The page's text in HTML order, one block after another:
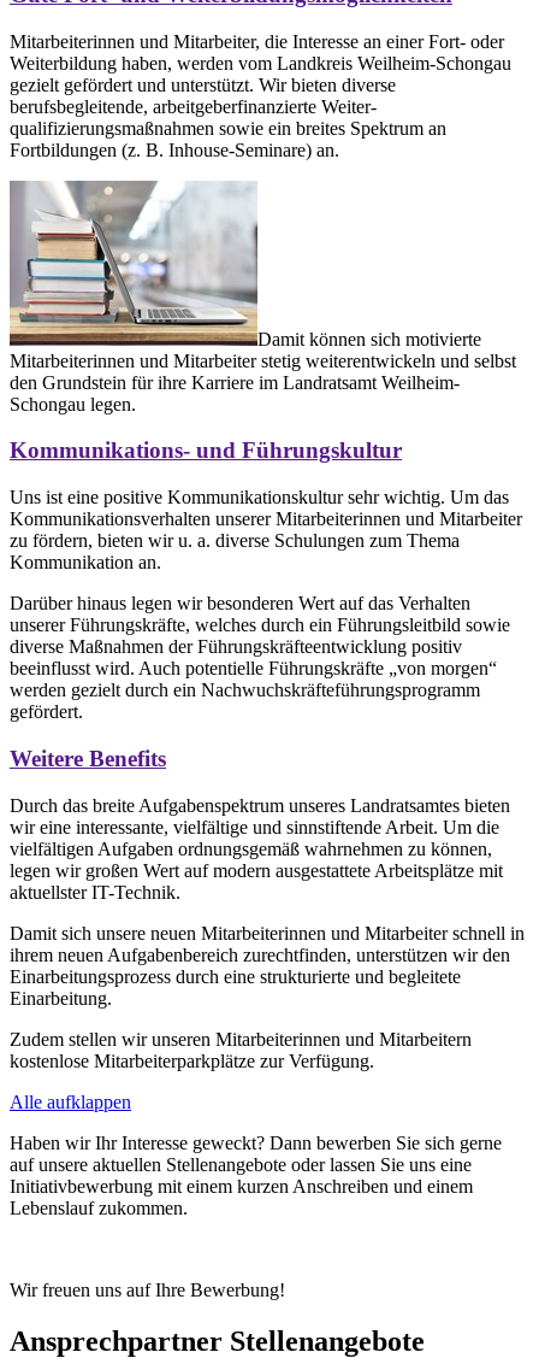
Mitarbeiterinnen und Mitarbeiter, die Interesse an einer Fort- oder
Weiterbildung haben, werden vom Landkreis Weilheim-Schongau
gezielt gefördert und unterstützt. Wir bieten diverse
berufsbegleitende, arbeitgeberfinanzierte Weiter-
qualifizierungsmaßnahmen sowie ein breites Spektrum an
Fortbildungen (z. B. Inhouse-Seminare) an.
Damit können sich motivierte
Mitarbeiterinnen und Mitarbeiter stetig weiterentwickeln und selbst
den Grundstein für ihre Karriere im Landratsamt Weilheim-
Schongau legen.
Kommunikations- und Führungskultur
Uns ist eine positive Kommunikationskultur sehr wichtig. Um das
Kommunikationsverhalten unserer Mitarbeiterinnen und Mitarbeiter
zu fördern, bieten wir u. a. diverse Schulungen zum Thema
Kommunikation an.
Darüber hinaus legen wir besonderen Wert auf das Verhalten
unserer Führungskräfte, welches durch ein Führungsleitbild sowie
diverse Maßnahmen der Führungskräfteentwicklung positiv
beeinflusst wird. Auch potentielle Führungskräfte „von morgen“
werden gezielt durch ein Nachwuchskräfteführungsprogramm
gefördert.
Weitere Benefits
Durch das breite Aufgabenspektrum unseres Landratsamtes bieten
wir eine interessante, vielfältige und sinnstiftende Arbeit. Um die
vielfältigen Aufgaben ordnungsgemäß wahrnehmen zu können,
legen wir großen Wert auf modern ausgestattete Arbeitsplätze mit
aktuellster IT-Technik.
Damit sich unsere neuen Mitarbeiterinnen und Mitarbeiter schnell in
ihrem neuen Aufgabenbereich zurechtfinden, unterstützen wir den
Einarbeitungsprozess durch eine strukturierte und begleitete
Einarbeitung.
Zudem stellen wir unseren Mitarbeiterinnen und Mitarbeitern
kostenlose Mitarbeiterparkplätze zur Verfügung.
Alle aufklappen
Haben wir Ihr Interesse geweckt? Dann bewerben Sie sich gerne
auf unsere aktuellen Stellenangebote oder lassen Sie uns eine
Initiativbewerbung mit einem kurzen Anschreiben und einem
Lebenslauf zukommen.
Wir freuen uns auf Ihre Bewerbung!
Ansprechpartner Stellenangebote